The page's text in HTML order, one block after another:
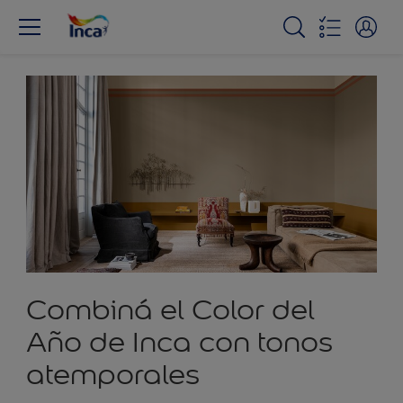
Combiná el Color del
Año de Inca con tonos
atemporales